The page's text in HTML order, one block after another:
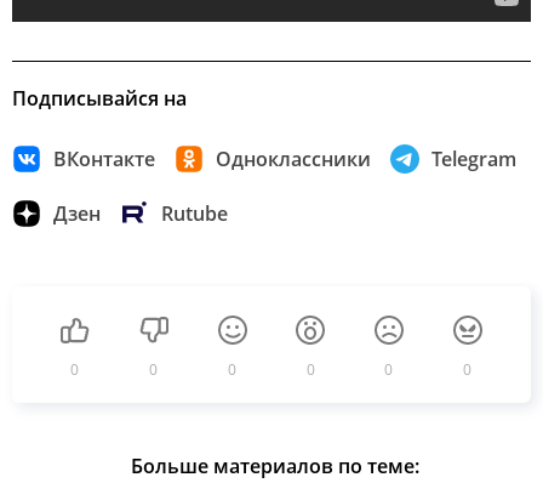
Подписывайся на
ВКонтакте Одноклассники Telegram
Дзен Rutube
0 0 0 0 0 0
Больше материалов по теме: